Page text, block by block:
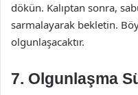
dökün. Kalıptan sonra,
sarmalayarak bekletin.
olgunlaşacaktır.
7. Olgunlaşma